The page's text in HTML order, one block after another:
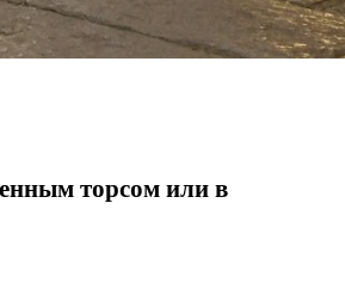
торсом или в